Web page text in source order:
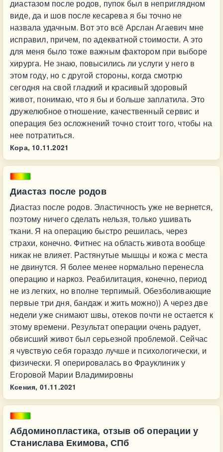
диастазом после родов, пупок был в неприглядном
виде, да и шов после кесарева я бы точно не
назвала удачным. Вот это всё Арслан Агаевич мне
исправил, причем, по адекватной стоимости. А это
для меня было тоже важным фактором при выборе
хирурга. Не знаю, повысились ли услуги у него в
этом году, но с другой стороны, когда смотрю
сегодня на свой гладкий и красивый здоровый
живот, понимаю, что я бы и больше заплатила. Это
дружелюбное отношение, качественный сервис и
операция без осложнений точно стоит того, чтобы на
нее потратиться.
Кора, 10.11.2021
Диастаз после родов
Диастаз после родов. Эластичность уже не вернется,
поэтому ничего сделать нельзя, только ушивать
ткани. Я на операцию быстро решилась, через
страхи, конечно. Фитнес на область живота вообще
никак не влияет. Растянутые мышцы и кожа с места
не двинутся. Я более менее нормально перенесла
операцию и наркоз. Реабилитация, конечно, период
не из легких, но вполне терпимый. Обезболивающие
первые три дня, бандаж и жить можно)) А через две
недели уже снимают швы, отеков почти не остается к
этому времени. Результат операции очень радует,
обвисший живот был серьезной проблемой. Сейчас
я чувствую себя гораздо лучше и психологически, и
физически. Я оперировалась во Фрауклиник у
Егоровой Марии Владимировны
Ксения, 01.11.2021
Абдоминопластика, отзыв об операции у
Станислава Екимова, СПб